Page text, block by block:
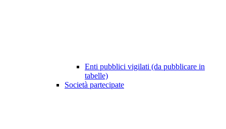
Enti pubblici vigilati (da pubblicare in
tabelle)
Società partecipate